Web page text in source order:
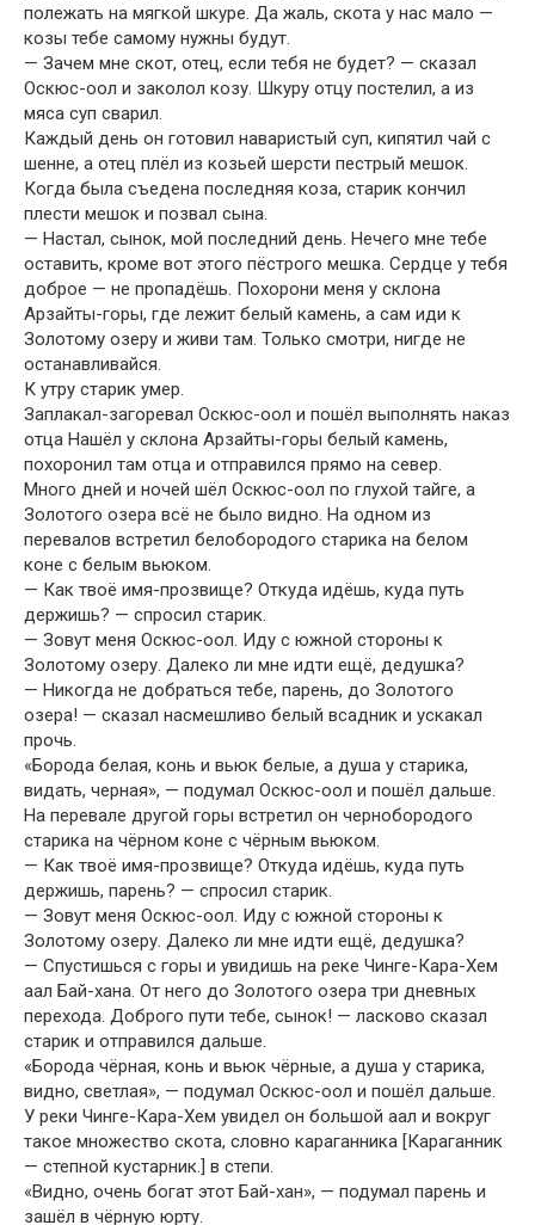
полежать на мягкой шкуре. Да жаль, скота у нас мало —
козы тебе самому нужны будут.
— Зачем мне скот, отец, если тебя не будет? — сказал
Оскюс-оол и заколол козу. Шкуру отцу постелил, а из
мяса суп сварил.
Каждый день он готовил наваристый суп, кипятил чай с
шенне, а отец плёл из козьей шерсти пестрый мешок.
Когда была съедена последняя коза, старик кончил
плести мешок и позвал сына.
— Настал, сынок, мой последний день. Нечего мне тебе
оставить, кроме вот этого пёстрого мешка. Сердце у тебя
доброе — не пропадёшь. Похорони меня у склона
Арзайты-горы, где лежит белый камень, а сам иди к
Золотому озеру и живи там. Только смотри, нигде не
останавливайся.
К утру старик умер.
Заплакал-загоревал Оскюс-оол и пошёл выполнять наказ
отца Нашёл у склона Арзайты-горы белый камень,
похоронил там отца и отправился прямо на север.
Много дней и ночей шёл Оскюс-оол по глухой тайге, а
Золотого озера всё не было видно. На одном из
перевалов встретил белобородого старика на белом
коне с белым вьюком.
— Как твоё имя-прозвище? Откуда идёшь, куда путь
держишь? — спросил старик.
— Зовут меня Оскюс-оол. Иду с южной стороны к
Золотому озеру. Далеко ли мне идти ещё, дедушка?
— Никогда не добраться тебе, парень, до Золотого
озера! — сказал насмешливо белый всадник и ускакал
прочь.
«Борода белая, конь и вьюк белые, а душа у старика,
видать, черная», — подумал Оскюс-оол и пошёл дальше.
На перевале другой горы встретил он чернобородого
старика на чёрном коне с чёрным вьюком.
— Как твоё имя-прозвище? Откуда идёшь, куда путь
держишь, парень? — спросил старик.
— Зовут меня Оскюс-оол. Иду с южной стороны к
Золотому озеру. Далеко ли мне идти ещё, дедушка?
— Спустишься с горы и увидишь на реке Чинге-Кара-Хем
аал Бай-хана. От него до Золотого озера три дневных
перехода. Доброго пути тебе, сынок! — ласково сказал
старик и отправился дальше.
«Борода чёрная, конь и вьюк чёрные, а душа у старика,
видно, светлая», — подумал Оскюс-оол и пошёл дальше.
У реки Чинге-Кара-Хем увидел он большой аал и вокруг
такое множество скота, словно караганника [Караганник
— степной кустарник.] в степи.
«Видно, очень богат этот Бай-хан», — подумал парень и
зашёл в чёрную юрту.